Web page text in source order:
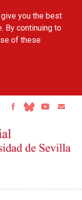
you the best
By continuing to
of these